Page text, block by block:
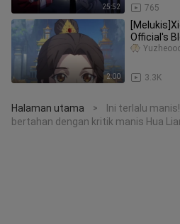
25:52 765
2:00
Official's
3.3K
Halaman utama >
Ini terlalu
bertahan dengan kritik manis Hua